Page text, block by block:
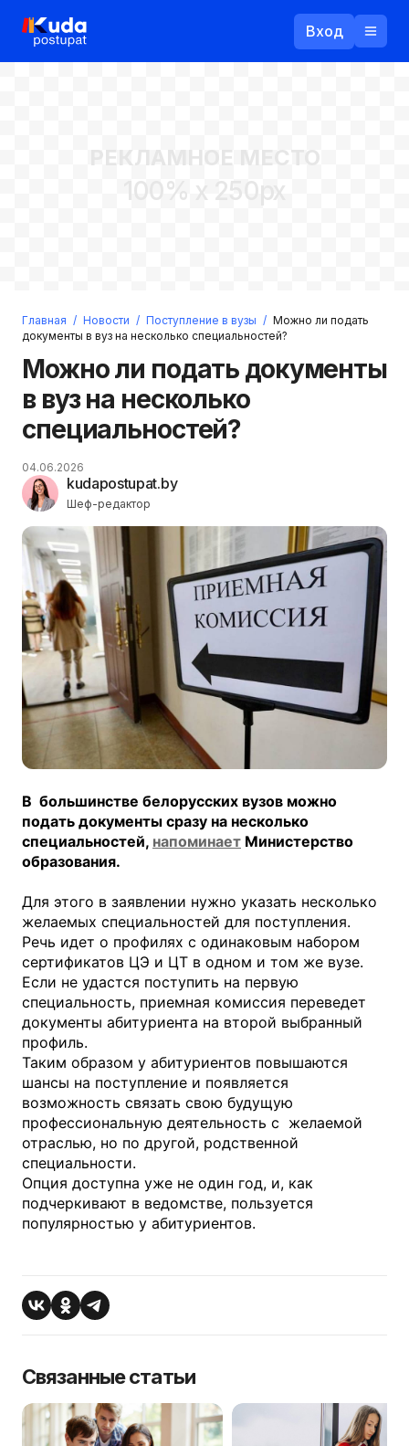
Вход
Войти
Регистрация
Прислать пароль
РЕКЛАМНОЕ МЕСТО
100% x 250px
Главная / Новости / Поступление в вузы / Можно ли подать
документы в вуз на несколько специальностей?
Можно ли подать документы
в вуз на несколько
специальностей?
kudapostupat.by
Шеф-редактор
04.06.2026
В большинстве белорусских вузов можно
подать документы сразу на несколько
специальностей, напоминает Министерство
образования.
Для этого в заявлении нужно указать несколько
желаемых специальностей для поступления.
Речь идет о профилях с одинаковым набором
сертификатов ЦЭ и ЦТ в одном и том же вузе.
Если не удастся поступить на первую
специальность, приемная комиссия переведет
документы абитуриента на второй выбранный
профиль.
Таким образом у абитуриентов повышаются
шансы на поступление и появляется
возможность связать свою будущую
профессиональную деятельность с желаемой
отраслью, но по другой, родственной
специальности.
Опция доступна уже не один год, и, как
подчеркивают в ведомстве, пользуется
популярностью у абитуриентов.
Связанные статьи